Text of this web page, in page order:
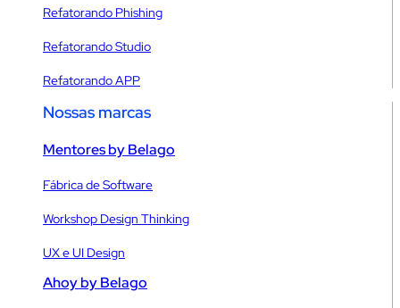
Refatorando Phishing
Refatorando Studio
Refatorando APP
Nossas marcas
Mentores by Belago
Fábrica de Software
Workshop Design Thinking
UX e UI Design
Ahoy by Belago